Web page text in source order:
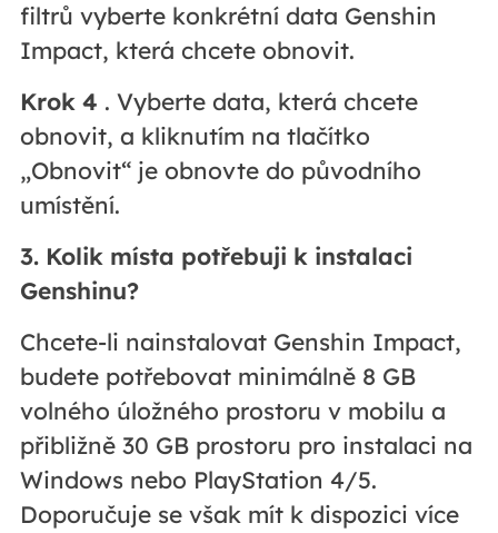
filtrů vyberte konkrétní data Genshin
Impact, která chcete obnovit.
Krok 4 . Vyberte data, která chcete
obnovit, a kliknutím na tlačítko
„Obnovit“ je obnovte do původního
umístění.
3. Kolik místa potřebuji k instalaci
Genshinu?
Chcete-li nainstalovat Genshin Impact,
budete potřebovat minimálně 8 GB
volného úložného prostoru v mobilu a
přibližně 30 GB prostoru pro instalaci na
Windows nebo PlayStation 4/5.
Doporučuje se však mít k dispozici více